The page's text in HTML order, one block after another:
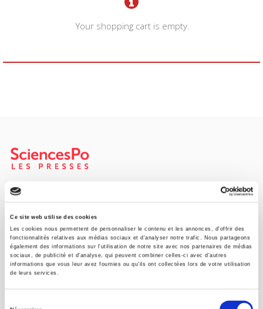
Ce site web utilise des cookies
Les cookies nous permettent de personnaliser le contenu et les annonces, d'offrir des
fonctionnalités relatives aux médias sociaux et d'analyser notre trafic. Nous partageons
également des informations sur l'utilisation de notre site avec nos partenaires de médias
sociaux, de publicité et d'analyse, qui peuvent combiner celles-ci avec d'autres
informations que vous leur avez fournies ou qu'ils ont collectées lors de votre utilisation
de leurs services.
Your shopping cart is empty.
SCIENCES PO UNIVERSITY PRESS has a threefold role: to publish
original research, to edit reference works for student use, and to
help public and political debate.
CONTACTS
FOREIGN RIGHTS
FOR BOOKSHOPS